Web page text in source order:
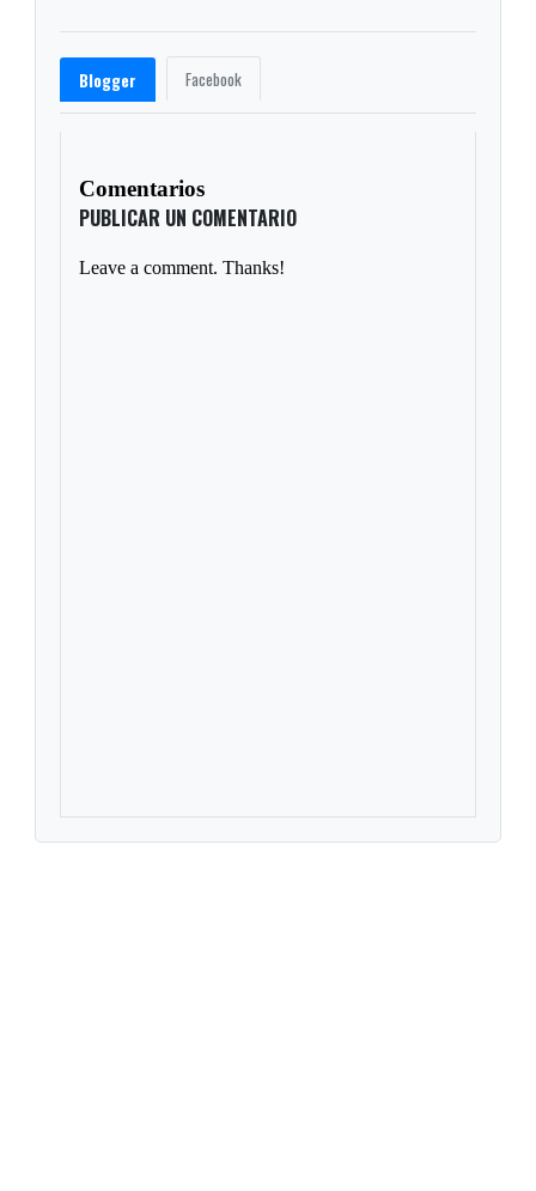
Blogger Facebook
Comentarios
PUBLICAR UN COMENTARIO
Leave a comment. Thanks!